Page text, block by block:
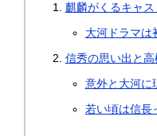
麒麟がくるキャ
大河ドラマは
信秀の思い出と
意外と大河に
若い頃は信長